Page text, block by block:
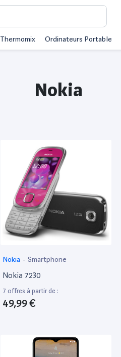
Thermomix Ordinateurs Portable
Nokia
Nokia - Smartphone
Nokia 7230
7 offres à partir de :
49,99 €